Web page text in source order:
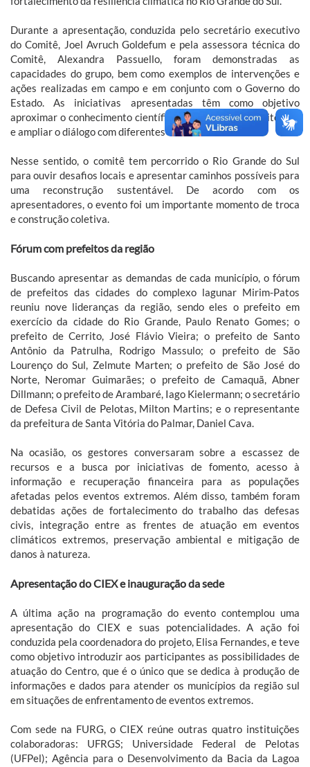
Durante a apresentação, conduzida pelo secretário executivo
do Comitê, Joel Avruch Goldefum e pela assessora técnica do
Comitê, Alexandra Passuello, foram demonstradas as
capacidades do grupo, bem como exemplos de intervenções e
ações realizadas em campo e em conjunto com o Governo do
Estado. As iniciativas apresentadas têm como objetivo
aproximar o conhecimento científico das realidades territoriais
e ampliar o diálogo com diferentes comunidades.
Nesse sentido, o comitê tem percorrido o Rio Grande do Sul
para ouvir desafios locais e apresentar caminhos possíveis para
uma reconstrução sustentável. De acordo com os
apresentadores, o evento foi um importante momento de troca
e construção coletiva.
Fórum com prefeitos da região
Buscando apresentar as demandas de cada município, o fórum
de prefeitos das cidades do complexo lagunar Mirim-Patos
reuniu nove lideranças da região, sendo eles o prefeito em
exercício da cidade do Rio Grande, Paulo Renato Gomes; o
prefeito de Cerrito, José Flávio Vieira; o prefeito de Santo
Antônio da Patrulha, Rodrigo Massulo; o prefeito de São
Lourenço do Sul, Zelmute Marten; o prefeito de São José do
Norte, Neromar Guimarães; o prefeito de Camaquã, Abner
Dillmann; o prefeito de Arambaré, Iago Kielermann; o secretário
de Defesa Civil de Pelotas, Milton Martins; e o representante
da prefeitura de Santa Vitória do Palmar, Daniel Cava.
Na ocasião, os gestores conversaram sobre a escassez de
recursos e a busca por iniciativas de fomento, acesso à
informação e recuperação financeira para as populações
afetadas pelos eventos extremos. Além disso, também foram
debatidas ações de fortalecimento do trabalho das defesas
civis, integração entre as frentes de atuação em eventos
climáticos extremos, preservação ambiental e mitigação de
danos à natureza.
Apresentação do CIEX e inauguração da sede
A última ação na programação do evento contemplou uma
apresentação do CIEX e suas potencialidades. A ação foi
conduzida pela coordenadora do projeto, Elisa Fernandes, e teve
como objetivo introduzir aos participantes as possibilidades de
atuação do Centro, que é o único que se dedica à produção de
informações e dados para atender os municípios da região sul
em situações de enfrentamento de eventos extremos.
Com sede na FURG, o CIEX reúne outras quatro instituições
colaboradoras: UFRGS; Universidade Federal de Pelotas
(UFPel); Agência para o Desenvolvimento da Bacia da Lagoa